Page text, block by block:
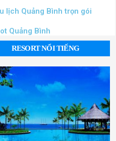
lịch Quảng Bình trọn gói
Quảng Bình
RESORT NỔI TIẾNG